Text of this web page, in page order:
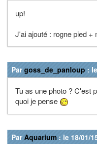
up!
J'ai ajouté : rogne pied +
Pargoss_de_panloup :
Tu as une photo ? C'est
quoi je pense
ParAquarium : le 18/01/